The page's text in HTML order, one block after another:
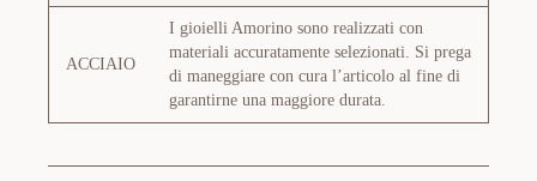
ACCIAIO
I gioielli Amorino sono realizzati con
materiali accuratamente selezionati. Si prega
di maneggiare con cura l’articolo al fine di
garantirne una maggiore durata.